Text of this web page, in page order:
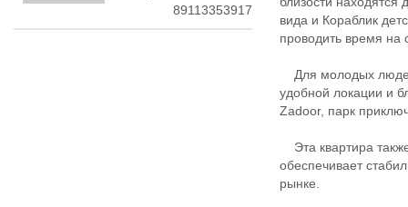
89113353917
вида и Кораблик
проводить время на
Для молодых
удобной локации и
Zadoor, парк
Эта квартира
обеспечивает
рынке.